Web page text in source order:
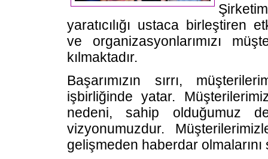
yaratıcılığı ustaca birleştiren
ve organizasyonlarımızı
kılmaktadır.
Başarımızın sırrı,
işbirliğinde yatar.
nedeni, sahip olduğumuz
vizyonumuzdur.
gelişmeden haberdar olmalarını